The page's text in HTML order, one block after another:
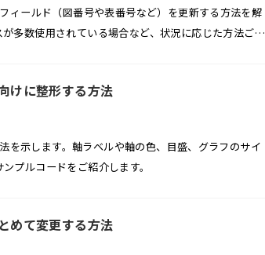
ィールド（図番号や表番号など）を更新する方法を解
多数使用されている場合など、状況に応じた方法ご紹
けに整形する方法
を示します。軸ラベルや軸の色、目盛、グラフのサイ
プルコードをご紹介します。
めて変更する方法